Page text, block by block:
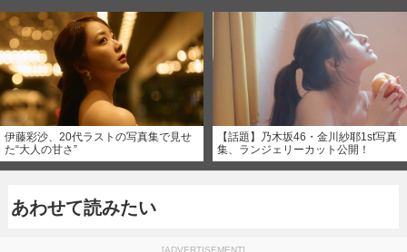
伊藤彩沙、20代ラストの写真集で見せ
た“大人の甘さ”
【話題】乃木坂46・金川紗耶1st写真
集、ランジェリーカット公開！
あわせて読みたい
[ADVERTISEMENT]